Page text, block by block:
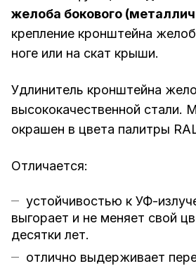
желоба бокового
крепление кронштейна
ноге или на скат крыши.
Удлинитель кронштейна
высококачественной стали.
окрашен в цвета палитры
Отличается:
устойчивостью к УФ-
выгорает и не меняет свой
десятки лет.
отлично выдерживает